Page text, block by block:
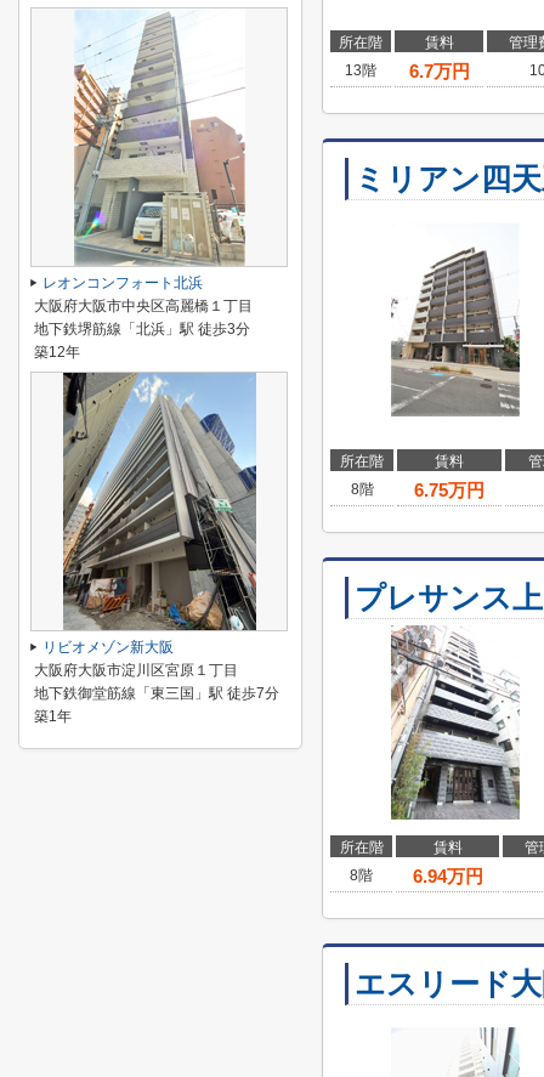
所在階 賃料
管理
13階
6.7万円
ミリアン四
所在階 賃料
8階
6.75万円
プレサンス
所在階 賃料
管
8階
6.94万円
エスリード
レオンコンフォート北浜
大阪府大阪市中央区高麗橋１丁目
地下鉄堺筋線「北浜」駅 徒歩3分
築12年
リビオメゾン新大阪
大阪府大阪市淀川区宮原１丁目
地下鉄御堂筋線「東三国」駅 徒歩7分
築1年